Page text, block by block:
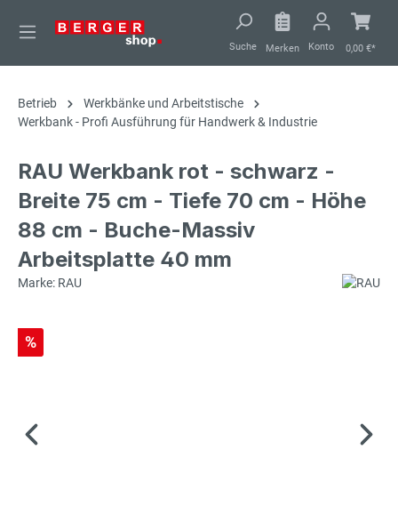
springen
Suche Merken Konto 0,00 €*
Betrieb
Werkbänke und Arbeitstische
Werkbank - Profi Ausführung für Handwerk & Industrie
RAU Werkbank rot - schwarz -
Breite 75 cm - Tiefe 70 cm - Höhe
88 cm - Buche-Massiv
Arbeitsplatte 40 mm
Marke: RAU
%